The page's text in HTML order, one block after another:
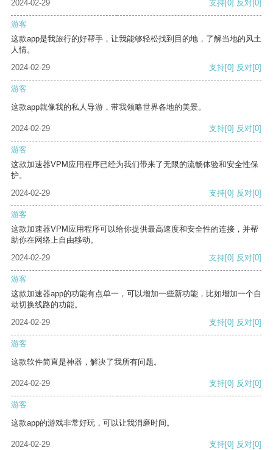
2024-02-29 支持 [0] 反对 [0]
游客
这款app是我旅行的好帮手，让我能够轻松找到目的地，了解当地的风土
人情。
2024-02-29
支持[0] 反对[0]
游客
这款app就像我的私人导游，带我领略世界各地的美景。
2024-02-29 支持[0] 反对[0]
游客
这款加速器VPM应用程序已经为我们带来了无限的流畅体验和安全性保
护。
2024-02-29
支持[0] 反对[0]
游客
这款加速器VPM应用程序可以给你提供最高速度和安全性的连接，并帮
助你在网络上自由移动。
2024-02-29
支持[0] 反对[0]
游客
这款加速器app的功能有点单一，可以增加一些新功能，比如增加一个自
动切换线路的功能。
2024-02-29
支持[0] 反对[0]
游客
这款软件简直是神器，解决了我所有问题。
2024-02-29 支持[0] 反对[0]
游客
这款app的游戏非常好玩，可以让我消磨时间。
2024-02-29 支持[0] 反对[0]